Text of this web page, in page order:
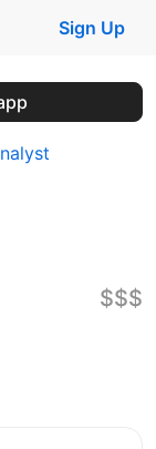
Sign Up
$$$